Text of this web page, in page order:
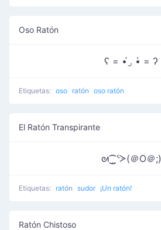
Oso Ratón
ʕ = •́ .̫ •̀ = ʔ
Etiquetas: oso ratón oso ratón
El Ratón Transpirante
ᘛ⁐̤ᕐᐷ(＠O＠;)
Etiquetas: ratón sudor ¡Un ratón!
Ratón Chistoso